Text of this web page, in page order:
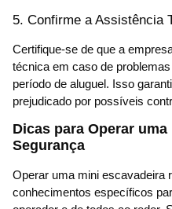
5. Confirme a Assistência
Certifique-se de que a
técnica em caso de
período de aluguel. Isso
prejudicado por possíveis
Dicas para Operar
Segurança
Operar uma mini escavadeira
conhecimentos específicos